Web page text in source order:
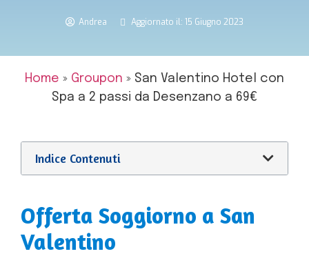
Andrea Aggiornato il: 15 Giugno 2023
Home » Groupon » San Valentino Hotel con
Spa a 2 passi da Desenzano a 69€
Indice Contenuti
Offerta Soggiorno a San
Valentino